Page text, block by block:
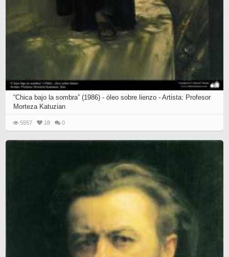
“Chica bajo la sombra” (1986) - óleo sobre lienzo - Artista: Profesor
Morteza Katuzian
5557 18 0